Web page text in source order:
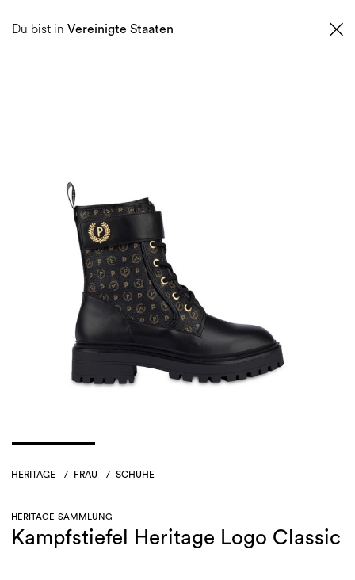
Du bist in Vereinigte Staaten
HERITAGE / FRAU / SCHUHE
HERITAGE-SAMMLUNG
Kampfstiefel Heritage Logo Classic